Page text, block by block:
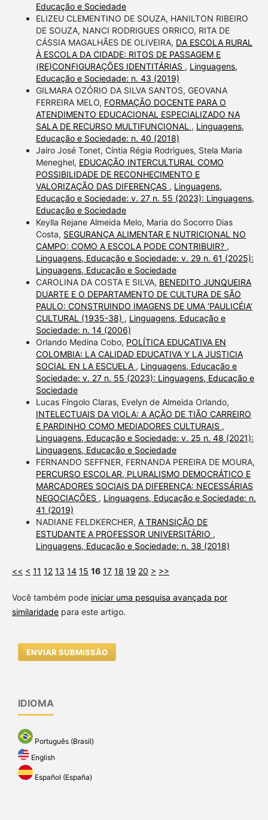
Educação e Sociedade
ELIZEU CLEMENTINO DE SOUZA, HANILTON RIBEIRO
DE SOUZA, NANCI RODRIGUES ORRICO, RITA DE
CÁSSIA MAGALHÃES DE OLIVEIRA, DA ESCOLA RURAL
À ESCOLA DA CIDADE: RITOS DE PASSAGEM E
(RE)CONFIGURAÇÕES IDENTITÁRIAS , Linguagens,
Educação e Sociedade: n. 43 (2019)
GILMARA OZÓRIO DA SILVA SANTOS, GEOVANA
FERREIRA MELO, FORMAÇÃO DOCENTE PARA O
ATENDIMENTO EDUCACIONAL ESPECIALIZADO NA
SALA DE RECURSO MULTIFUNCIONAL , Linguagens,
Educação e Sociedade: n. 40 (2018)
Jairo José Tonet, Cíntia Régia Rodrigues, Stela Maria
Meneghel, EDUCAÇÃO INTERCULTURAL COMO
POSSIBILIDADE DE RECONHECIMENTO E
VALORIZAÇÃO DAS DIFERENÇAS , Linguagens,
Educação e Sociedade: v. 27 n. 55 (2023): Linguagens,
Educação e Sociedade
Keylla Rejane Almeida Melo, Maria do Socorro Dias
Costa, SEGURANÇA ALIMENTAR E NUTRICIONAL NO
CAMPO: COMO A ESCOLA PODE CONTRIBUIR? ,
Linguagens, Educação e Sociedade: v. 29 n. 61 (2025):
Linguagens, Educação e Sociedade
CAROLINA DA COSTA E SILVA, BENEDITO JUNQUEIRA
DUARTE E O DEPARTAMENTO DE CULTURA DE SÃO
PAULO: CONSTRUINDO IMAGENS DE UMA ‘PAULICÉIA’
CULTURAL (1935-38) , Linguagens, Educação e
Sociedade: n. 14 (2006)
Orlando Medina Cobo, POLÍTICA EDUCATIVA EN
COLOMBIA: LA CALIDAD EDUCATIVA Y LA JUSTICIA
SOCIAL EN LA ESCUELA , Linguagens, Educação e
Sociedade: v. 27 n. 55 (2023): Linguagens, Educação e
Sociedade
Lucas Fíngolo Claras, Evelyn de Almeida Orlando,
INTELECTUAIS DA VIOLA: A AÇÃO DE TIÃO CARREIRO
E PARDINHO COMO MEDIADORES CULTURAIS ,
Linguagens, Educação e Sociedade: v. 25 n. 48 (2021):
Linguagens, Educação e Sociedade
FERNANDO SEFFNER, FERNANDA PEREIRA DE MOURA,
PERCURSO ESCOLAR, PLURALISMO DEMOCRÁTICO E
MARCADORES SOCIAIS DA DIFERENÇA: NECESSÁRIAS
NEGOCIAÇÕES , Linguagens, Educação e Sociedade: n.
41 (2019)
NADIANE FELDKERCHER, A TRANSIÇÃO DE
ESTUDANTE A PROFESSOR UNIVERSITÁRIO ,
Linguagens, Educação e Sociedade: n. 38 (2018)
<< < 11 12 13 14 15 16 17 18 19 20 > >>
Você também pode iniciar uma pesquisa avançada por
similaridadepara este artigo.
ENVIAR SUBMISSÃO
IDIOMA
Português (Brasil)
English
Español (España)